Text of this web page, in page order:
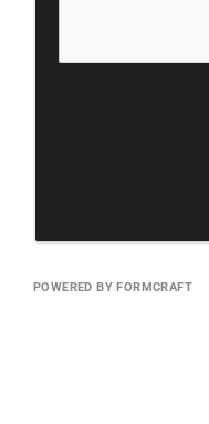
POWERED BY FORMCRAFT